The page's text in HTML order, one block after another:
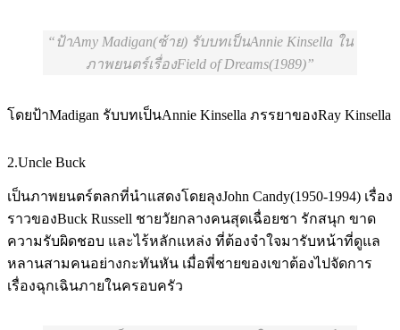
ป้าAmy Madigan(ซ้าย) รับบทเป็นAnnie Kinsella ใน
ภาพยนตร์เรื่องField of Dreams(1989)
โดยป้าMadigan รับบทเป็นAnnie Kinsella ภรรยาของRay Kinsella
2.Uncle Buck
เป็นภาพยนตร์ตลกที่นำแสดงโดยลุงJohn Candy(1950-1994) เรื่อง
ราวของBuck Russell ชายวัยกลางคนสุดเฉื่อยชา รักสนุก ขาด
ความรับผิดชอบ และไร้หลักแหล่ง ที่ต้องจำใจมารับหน้าที่ดูแล
หลานสามคนอย่างกะทันหัน เมื่อพี่ชายของเขาต้องไปจัดการ
เรื่องฉุกเฉินภายในครอบครัว